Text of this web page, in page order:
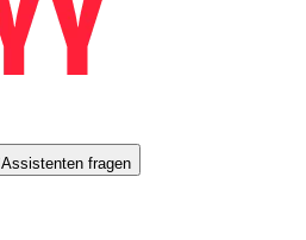
Assistenten fragen